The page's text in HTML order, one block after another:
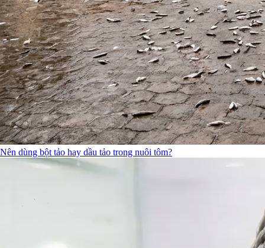
Nên dùng bột tảo hay dầu tảo trong nuôi tôm?